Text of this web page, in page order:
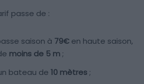
passe de :
saison à 79€ en haute saison,
moins de 5 m;
bateau de 10 mètres;